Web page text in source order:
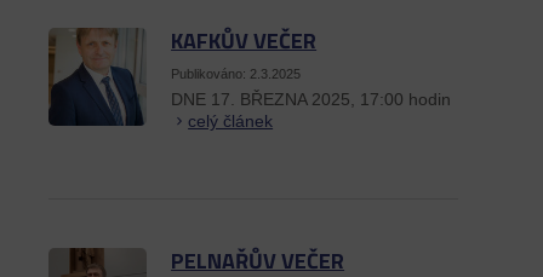
KAFKŮV VEČER
Publikováno: 2.3.2025
DNE 17. BŘEZNA 2025, 17:00 hodin
celý článek
PELNAŘŮV VEČER